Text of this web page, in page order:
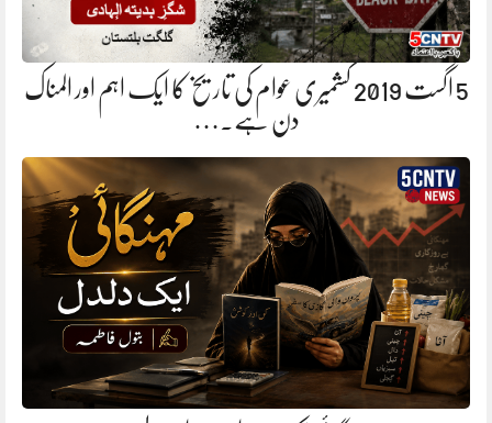
5 اگست 2019 کشمیری عوام کی تاریخ کا ایک اہم اور المناک
دن ہے.…